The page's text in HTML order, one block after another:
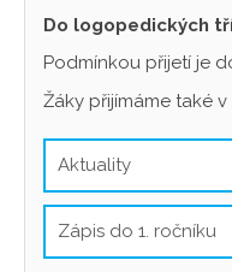
Do logopedických
Podmínkou přijetí je
Žáky přijímáme také
Aktuality
Zápis do 1. ročníku